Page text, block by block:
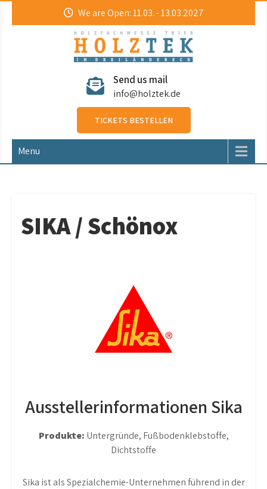
We are Open: 11.03. - 13.03.2027
HolzTek Send us mail
info@holztek.de
TICKETS BESTELLEN
Menu
SIKA / Schönox
Ausstellerinformationen Sika
Produkte: Untergründe, Fußbodenklebstoffe,
Dichtstoffe
Sika ist als Spezialchemie-Unternehmen führend in der